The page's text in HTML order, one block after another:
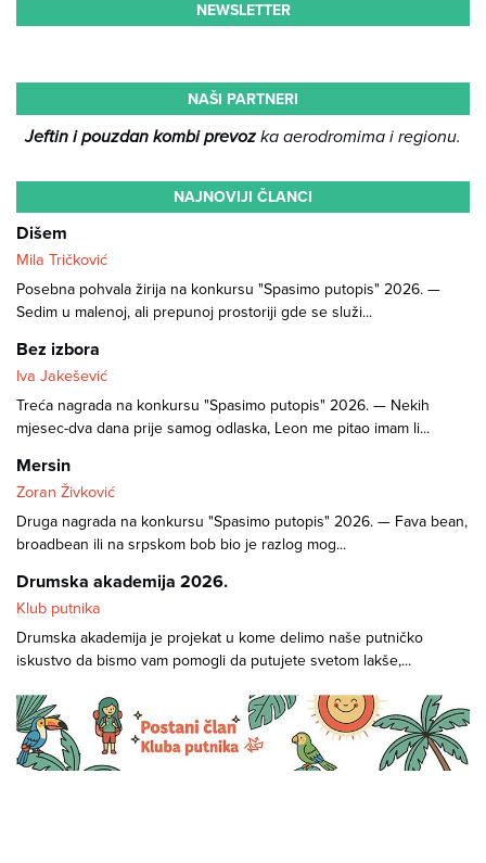
NEWSLETTER
NAŠI PARTNERI
Jeftin i pouzdan kombi prevozka aerodromima i regionu.
NAJNOVIJI ČLANCI
Dišem
Mila Tričković
Posebna pohvala žirija na konkursu "Spasimo putopis" 2026. —
Sedim u malenoj, ali prepunoj prostoriji gde se služi...
Bez izbora
Iva Jakešević
Treća nagrada na konkursu "Spasimo putopis" 2026. — Nekih
mjesec-dva dana prije samog odlaska, Leon me pitao imam li...
Mersin
Zoran Živković
Druga nagrada na konkursu "Spasimo putopis" 2026. — Fava bean,
broadbean ili na srpskom bob bio je razlog mog...
Drumska akademija 2026.
Klub putnika
Drumska akademija je projekat u kome delimo naše putničko
iskustvo da bismo vam pomogli da putujete svetom lakše,...